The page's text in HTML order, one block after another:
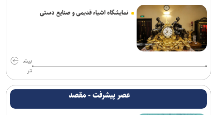
نمایشگاه اشیاء قدیمی و صنایع دستی
بیش
تر
عصر پیشرفت - مقصد